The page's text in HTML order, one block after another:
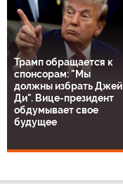
Трамп обращается к
спонсорам: "Мы
должны избрать Джей
Ди". Вице-президент
обдумывает свое
будущее